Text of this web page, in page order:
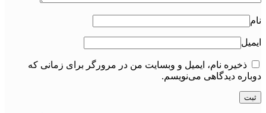
نام
ایمیل
ذخیره نام، ایمیل و وبسایت من در مرورگر برای زمانی که
دوباره دیدگاهی می‌نویسم.